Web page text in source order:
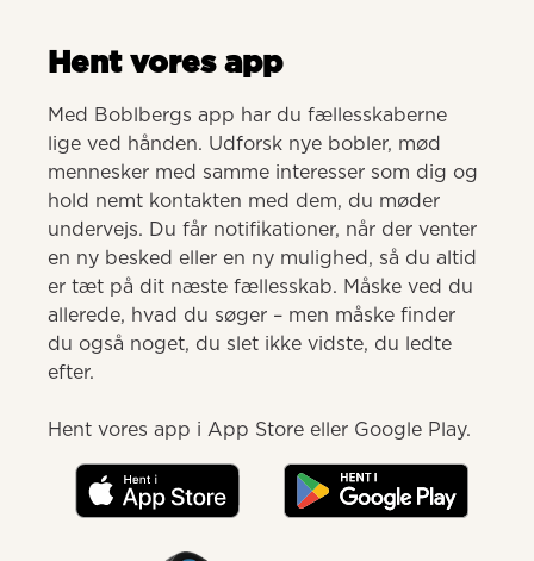
Hent vores app
Med Boblbergs app har du fællesskaberne
lige ved hånden. Udforsk nye bobler, mød
mennesker med samme interesser som dig og
hold nemt kontakten med dem, du møder
undervejs. Du får notifikationer, når der venter
en ny besked eller en ny mulighed, så du altid
er tæt på dit næste fællesskab. Måske ved du
allerede, hvad du søger – men måske finder
du også noget, du slet ikke vidste, du ledte
efter.
Hent vores app i App Store eller Google Play.